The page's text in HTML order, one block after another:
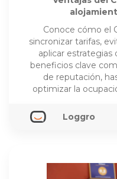
Conoce cómo el
sincronizar tarifas,
aplicar estrategias
beneficios clave
de reputación,
optimizar la
Loggro